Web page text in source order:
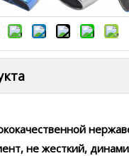
не жесткий,